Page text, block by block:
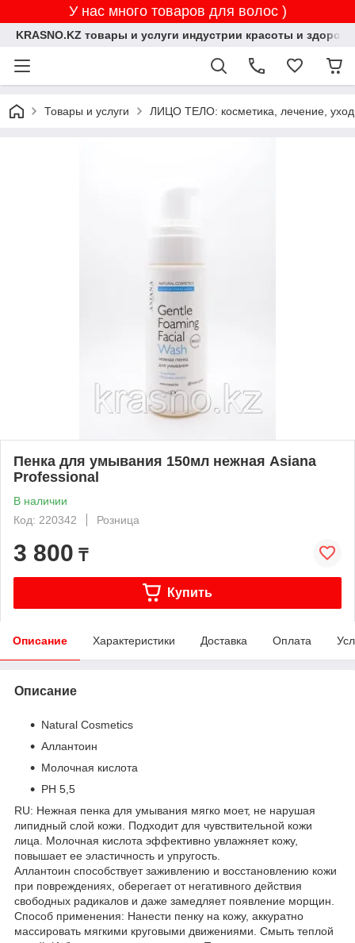
У нас много товаров для волос )
KRASNO.KZ товары и услуги индустрии красоты и
Товары и услуги ЛИЦО ТЕЛО: косметика, лечение, уход
Пенка для умывания 150мл нежная Asiana
Professional
В наличии
Код: 220342
Розница
3 800 ₸
Купить
Описание Характеристики Доставка Оплата
Описание
Natural Cosmetics
Аллантоин
Молочная кислота
PH 5,5
RU: Нежная пенка для умывания мягко моет, не нарушая
липидный слой кожи. Подходит для чувствительной кожи
лица. Молочная кислота эффективно увлажняет кожу,
повышает ее эластичность и упругость.
Аллантоин способствует заживлению и восстановлению кожи
при повреждениях, оберегает от негативного действия
свободных радикалов и даже замедляет появление морщин.
Способ применения: Нанести пенку на кожу, аккуратно
массировать мягкими круговыми движениями. Смыть теплой